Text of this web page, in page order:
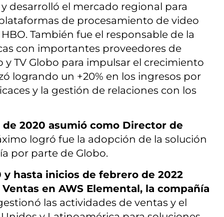
y desarrolló el mercado regional para
de procesamiento de video
También fue el responsable de la
con importantes proveedores de
TV Globo para impulsar el crecimiento
logrando un +20% en los ingresos por
y la gestión de relaciones con los
2020 asumió como Director de
logró fue la adopción de la solución
por parte de Globo.
hasta inicios de febrero de 2022
en AWS Elemental, la compañía
las actividades de ventas y el